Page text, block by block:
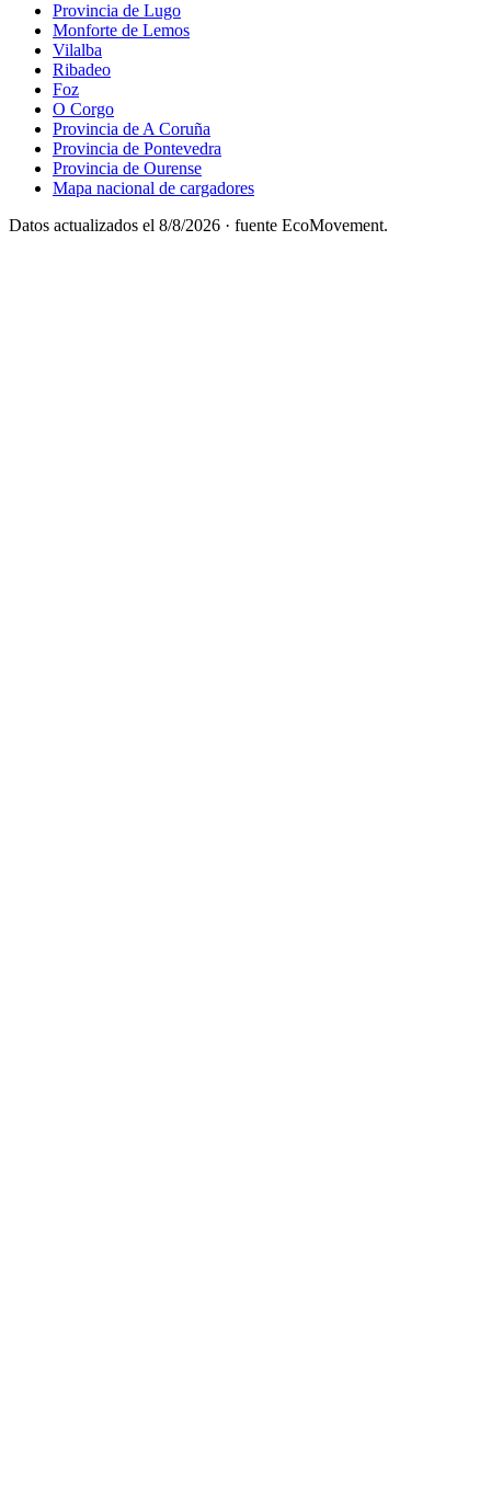
Provincia de Lugo
Monforte de Lemos
Vilalba
Ribadeo
Foz
O Corgo
Provincia de A Coruña
Provincia de Pontevedra
Provincia de Ourense
Mapa nacional de cargadores
Datos actualizados el 8/8/2026 · fuente EcoMovement.